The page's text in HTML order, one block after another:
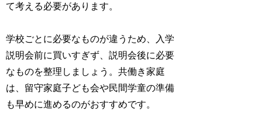
て考える必要があります。
学校ごとに必要なものが違うため、入学
説明会前に買いすぎず、説明会後に必要
なものを整理しましょう。共働き家庭
は、留守家庭子ども会や民間学童の準備
も早めに進めるのがおすすめです。